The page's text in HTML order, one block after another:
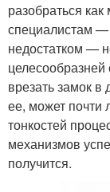
разобраться
специалистам —
недостатком —
целесообразней
врезать замок в
ее, может почти
тонкостей
механизмов
получится.